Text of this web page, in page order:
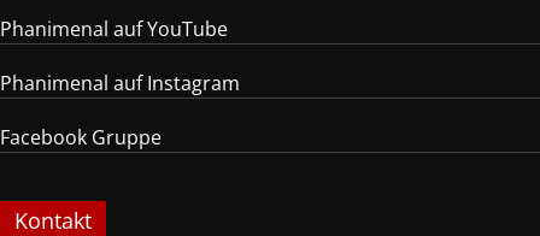
Phanimenal auf YouTube
Phanimenal auf Instagram
Facebook Gruppe
Kontakt